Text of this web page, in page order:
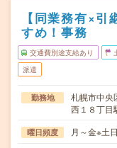
【同業務有×
すめ！事務
交通費別途支給あり
派遣
勤務地
札幌市中央
西１８丁目
曜日頻度 月～金※土